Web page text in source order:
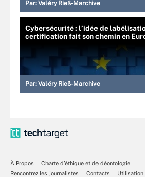
Par: Valéry Rieß-Marchive
Cybersécurité : l’idée de
certification fait son chemin en
Par: Valéry Rieß-Marchive
À Propos
Charte d’éthique et de déontologie
Rencontrez les journalistes
Contacts
Utilisation